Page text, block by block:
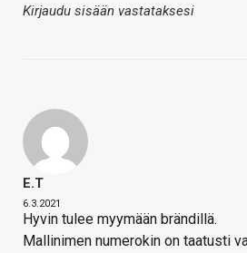
Kirjaudu sisään vastataksesi
E.T
6.3.2021
Hyvin tulee myymään brändillä.
Mallinimen numerokin on taatusti